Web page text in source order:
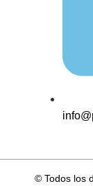
© Todos los